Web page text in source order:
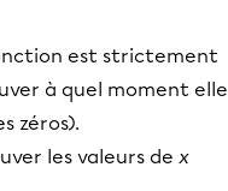
est strictement
à quel moment elle
zéros).
les valeurs de x